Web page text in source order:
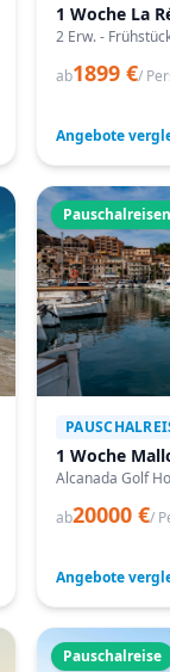
1 Woche La
2 Erw. -
ab1899 €/
Angebote
Pauschalreisen
1 Woche
Alcanada Golf
ab20000 €/
Angebote
Pauschalreise